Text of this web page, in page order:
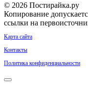
© 2026 Постирайка.ру
Копирование
ссылки на
Карта сайта
Контакты
Политика конфиденциальности